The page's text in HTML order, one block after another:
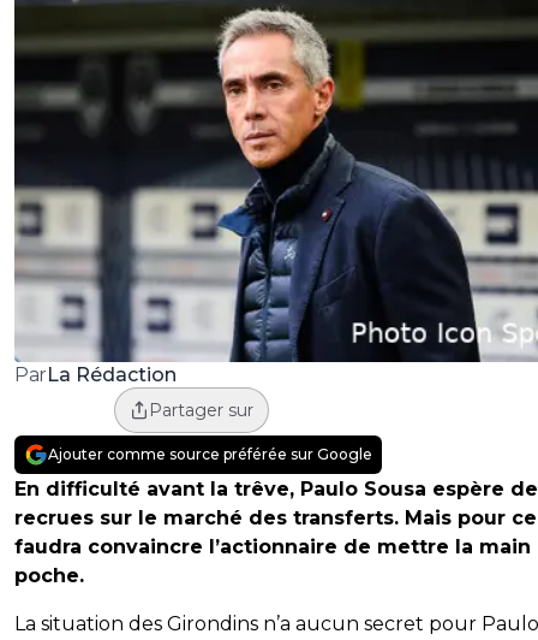
ParLa Rédaction
Partager sur
Ajouter comme source préférée sur Google
En difficulté avant la trêve, Paulo Sousa espère
recrues sur le marché des transferts. Mais pour
faudra convaincre l’actionnaire de mettre la main
poche.
La situation des Girondins n’a aucun secret pour Paulo